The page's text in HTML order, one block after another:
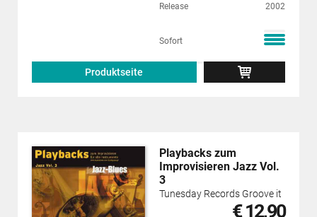
Release
2002
Sofort
Produktseite
Playbacks zum
Improvisieren Jazz Vol.
3
Tunesday Records Groove it
€ 12,90